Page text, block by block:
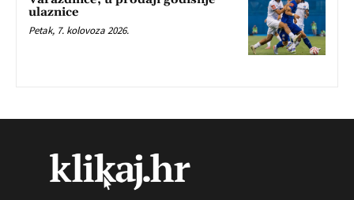
ulaznice
Petak, 7. kolovoza 2026.